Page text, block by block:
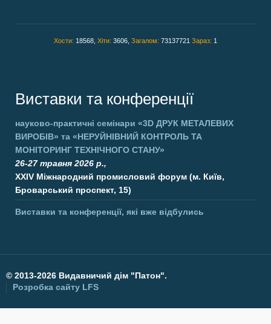
Хости: 18568, Хіти: 3606, Загалом: 73137721 Зараз: 1
Виставки та конференції
науково-практичні семінари «3D ДРУК МЕТАЛЕВИХ
ВИРОБІВ» та «НЕРУЙНІВНИЙ КОНТРОЛЬ ТА
МОНІТОРИНГ ТЕХНІЧНОГО СТАНУ»
26-27 травня 2026 р.,
XXIV Міжнародний промисловий форум (м. Київ,
Броварський проспект, 15)
Виставки та конференції, які вже відбулись
© 2013-2026 Видавничий дім "Патон".
Розробка сайту LFS